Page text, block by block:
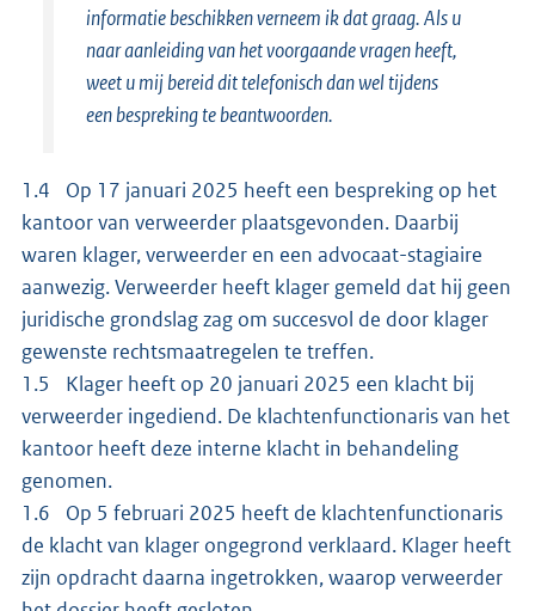
informatie beschikken verneem ik dat graag. Als u
naar aanleiding van het voorgaande vragen heeft,
weet u mij bereid dit telefonisch dan wel tijdens
een bespreking te beantwoorden.
1.4 Op 17 januari 2025 heeft een bespreking op het
kantoor van verweerder plaatsgevonden. Daarbij
waren klager, verweerder en een advocaat-stagiaire
aanwezig. Verweerder heeft klager gemeld dat hij geen
juridische grondslag zag om succesvol de door klager
gewenste rechtsmaatregelen te treffen.
1.5 Klager heeft op 20 januari 2025 een klacht bij
verweerder ingediend. De klachtenfunctionaris van het
kantoor heeft deze interne klacht in behandeling
genomen.
1.6 Op 5 februari 2025 heeft de klachtenfunctionaris
de klacht van klager ongegrond verklaard. Klager heeft
zijn opdracht daarna ingetrokken, waarop verweerder